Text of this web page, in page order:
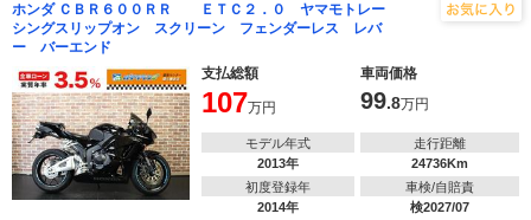
ホンダ ＣＢＲ６００ＲＲ ＥＴＣ２．０ ヤマモトレー
シングスリップオン スクリーン フェンダーレス レバ
ー バーエンド
支払総額
車両価格
107万円 99.8万円
モデル年式
2013年
走行距離
24736Km
初度登録年
2014年
車検/自賠責
検2027/07